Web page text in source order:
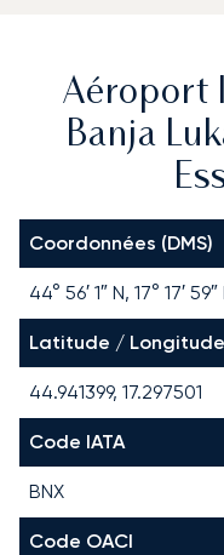
Aéroport
Banja
Coordonnées (DMS)
44° 56′ 1″ N, 17° 17′ 59″
Latitude / Longitude
44.941399, 17.297501
Code IATA
BNX
Code OACI